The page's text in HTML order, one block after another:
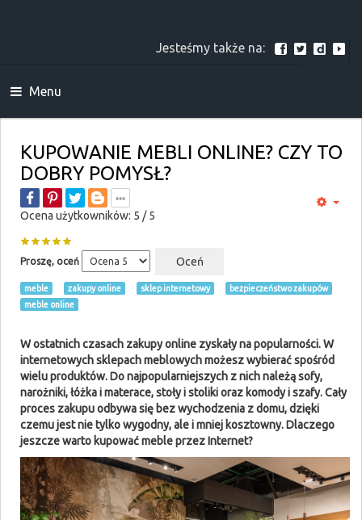
Jesteśmy także na:
Menu
KUPOWANIE MEBLI ONLINE? CZY TO
DOBRY POMYSŁ?
Ocena użytkowników: 5 /5
Proszę, oceń
meble zakupy online sklep internetowy
bezpieczeństwo zakupów
meble online
W ostatnich czasach zakupy online zyskały na popularności. W
internetowych sklepach meblowych możesz wybierać spośród
wielu produktów. Do najpopularniejszych z nich należą sofy,
narożniki, łóżka i materace, stoły i stoliki oraz komody i szafy. Cały
proces zakupu odbywa się bez wychodzenia z domu, dzięki
czemu jest nie tylko wygodny, ale i mniej kosztowny. Dlaczego
jeszcze warto kupować meble przez Internet?